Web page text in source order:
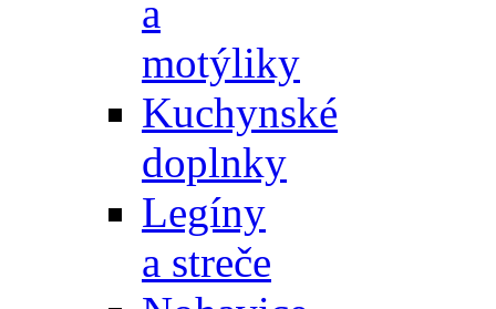
a
motýliky
Kuchynské
doplnky
Legíny
a streče